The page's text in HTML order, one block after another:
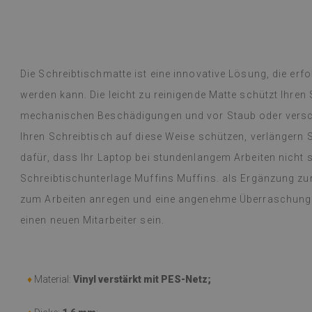
Die Schreibtischmatte ist eine innovative Lösung, die
werden kann. Die leicht zu reinigende Matte schützt
mechanischen Beschädigungen und vor Staub oder
Ihren Schreibtisch auf diese Weise schützen, verlängern
dafür, dass Ihr Laptop bei stundenlangem Arbeiten nicht
Schreibtischunterlage Muffins Muffins. als Ergänzung
zum Arbeiten anregen und eine angenehme
einen neuen Mitarbeiter sein.
♦ Material: Vinyl verstärkt mit PES-Netz;
beschrieben,
mühelos, und
begeistert und
dünne Folie
einer Woche,
dem Gasherd
Probleme
einem
werden oder
vor 1 Jahr